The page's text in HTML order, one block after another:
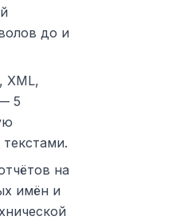
до и
XML,
5
на
имён и